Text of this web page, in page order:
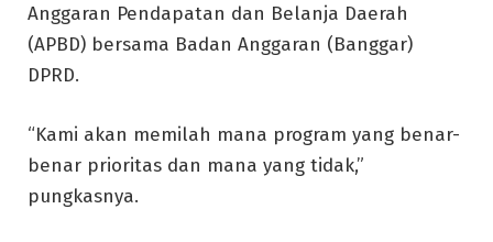
Anggaran Pendapatan dan Belanja Daerah
(APBD) bersama Badan Anggaran (Banggar)
DPRD.
“Kami akan memilah mana program yang benar-
benar prioritas dan mana yang tidak,”
pungkasnya.